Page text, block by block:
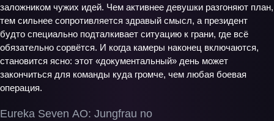
Eureka Seven AO: Jungfrau no
заложником чужих идей. Чем активнее девушки разгоняют план,
тем сильнее сопротивляется здравый смысл, а президент
будто специально подталкивает ситуацию к грани, где всё
обязательно сорвётся. И когда камеры наконец включаются,
становится ясно: этот «документальный» день может
закончиться для команды куда громче, чем любая боевая
операция.